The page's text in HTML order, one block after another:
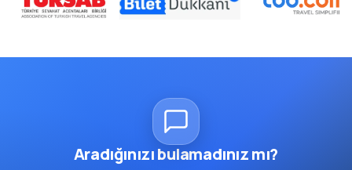
Aradığınızı bulamadınız mı?